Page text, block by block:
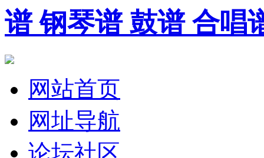
谱 钢琴谱 鼓谱 合唱
网站首页
网址导航
论坛社区